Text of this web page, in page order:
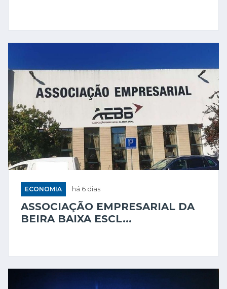
ECONOMIA há 6 dias
ASSOCIAÇÃO EMPRESARIAL DA
BEIRA BAIXA ESCL...